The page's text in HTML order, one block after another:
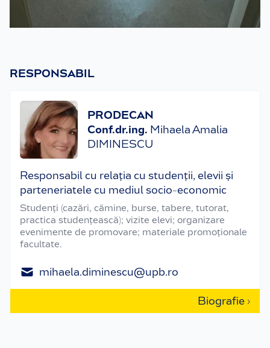
RESPONSABIL
PRODECAN
Conf.dr.ing. Mihaela Amalia
DIMINESCU
Responsabil cu relația cu studenții, elevii și
parteneriatele cu mediul socio-economic
Studenți (cazări, cămine, burse, tabere, tutorat,
practica studențească); vizite elevi; organizare
evenimente de promovare; materiale promoționale
facultate.
mihaela.diminescu@upb.ro
Biografie ›